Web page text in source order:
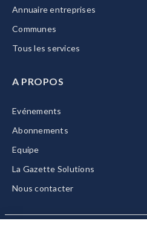
Annuaire entreprises
Communes
Tous les services
A PROPOS
Evénements
Abonnements
Equipe
La Gazette Solutions
Nous contacter